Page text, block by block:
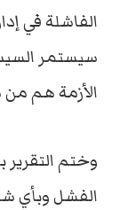
الفاشلة في
سيستمر
الأزمة هم
وختم
الفشل وبأي